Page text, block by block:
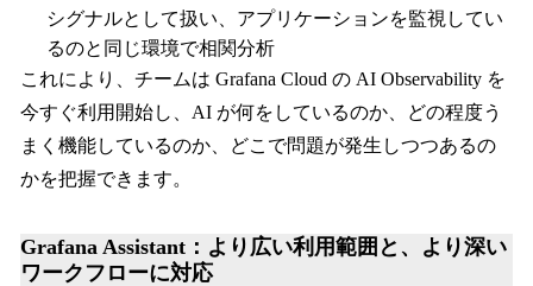
シグナルとして扱い、アプリケーションを監視してい
るのと同じ環境で相関分析
これにより、チームは Grafana Cloud の AI Observability を
今すぐ利用開始し、AI が何をしているのか、どの程度う
まく機能しているのか、どこで問題が発生しつつあるの
かを把握できます。
Grafana Assistant：より広い利用範囲と、より深い
ワークフローに対応